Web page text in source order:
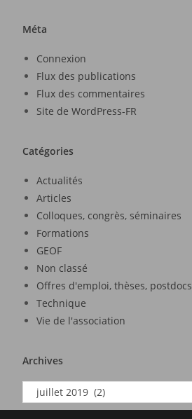
Méta
Connexion
Flux des publications
Flux des commentaires
Site de WordPress-FR
Catégories
Actualités
Articles
Colloques, congrès, séminaires
Formations
GEOF
Non classé
Offres d'emploi, thèses, postdocs
Technique
Vie de l'association
Archives